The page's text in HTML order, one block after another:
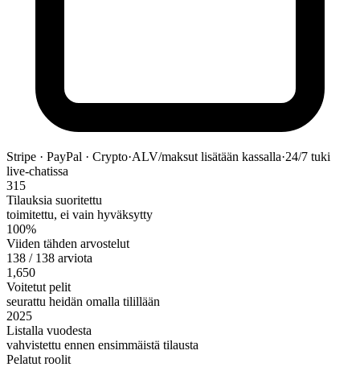
Stripe · PayPal · Crypto·ALV/maksut lisätään kassalla·24/7 tuki
live-chatissa
315
Tilauksia suoritettu
toimitettu, ei vain hyväksytty
100%
Viiden tähden arvostelut
138 / 138 arviota
1,650
Voitetut pelit
seurattu heidän omalla tilillään
2025
Listalla vuodesta
vahvistettu ennen ensimmäistä tilausta
Pelatut roolit